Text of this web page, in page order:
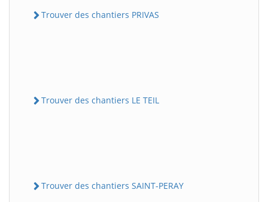
Trouver des chantiers PRIVAS
Trouver des chantiers LE TEIL
Trouver des chantiers SAINT-PERAY